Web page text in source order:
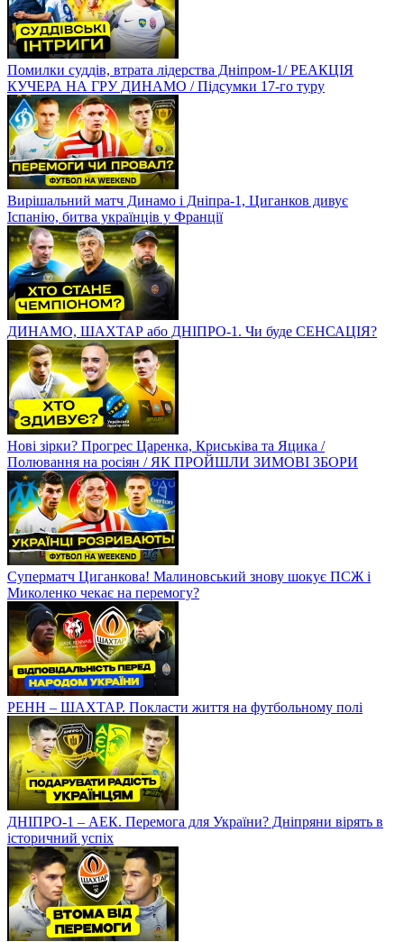
Помилки суддів, втрата лідерства Дніпром-1/ РЕАКЦІЯ
КУЧЕРА НА ГРУ ДИНАМО / Підсумки 17-го туру
Вирішальний матч Динамо і Дніпра-1, Циганков дивує
Іспанію, битва українців у Франції
ДИНАМО, ШАХТАР або ДНІПРО-1. Чи буде СЕНСАЦІЯ?
Нові зірки? Прогрес Царенка, Криськіва та Яцика /
Полювання на росіян / ЯК ПРОЙШЛИ ЗИМОВІ ЗБОРИ
Суперматч Циганкова! Малиновський знову шокує ПСЖ і
Миколенко чекає на перемогу?
РЕНН – ШАХТАР. Покласти життя на футбольному полі
ДНІПРО-1 – АЕК. Перемога для України? Дніпряни вірять в
історичний успіх